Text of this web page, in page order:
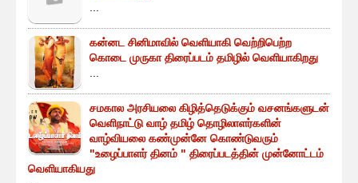
...
கன்னட சினிமாவில் வெளியாகி வெற்றிபெற்ற
கொடை முருகா திரைப்படம் தமிழில் வெளியாகிறது
...
சமகால அரசியலை கிழித்தெடுக்கும் வசனங்களுடன்
வெளிநாட்டு வாழ் தமிழ் தொழிலாளர்களின்
வாழ்வியலை கண்முன்னே கொண்டுவரும்
"உழைப்பாளர் தினம் " திரைப்படத்தின் முன்னோட்டம்
வெளியாகியது